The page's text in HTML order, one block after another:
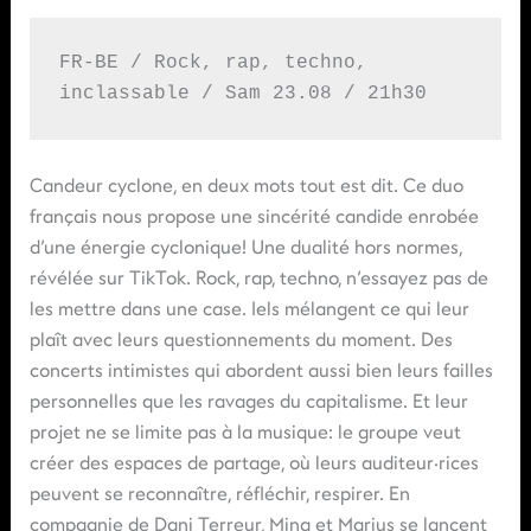
FR-BE / Rock, rap, techno,
inclassable / Sam 23.08 / 21h30
Candeur cyclone, en deux mots tout est dit. Ce duo
français nous propose une sincérité candide enrobée
d’une énergie cyclonique! Une dualité hors normes,
révélée sur TikTok. Rock, rap, techno, n’essayez pas de
les mettre dans une case. Iels mélangent ce qui leur
plaît avec leurs questionnements du moment. Des
concerts intimistes qui abordent aussi bien leurs failles
personnelles que les ravages du capitalisme. Et leur
projet ne se limite pas à la musique: le groupe veut
créer des espaces de partage, où leurs auditeur·rices
peuvent se reconnaître, réfléchir, respirer. En
compagnie de Dani Terreur, Mina et Marius se lancent